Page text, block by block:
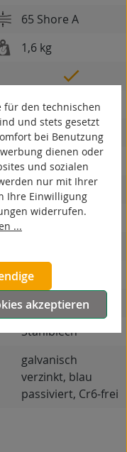
65 Shore A
1,6 kg
Bockrolle
Stahlblech
galvanisch
verzinkt, blau
passiviert, Cr6-frei
für den technischen
und stets gesetzt
bei Benutzung
dienen oder
und sozialen
nur mit Ihrer
Ihre Einwilligung
widerrufen.
...
akzeptieren